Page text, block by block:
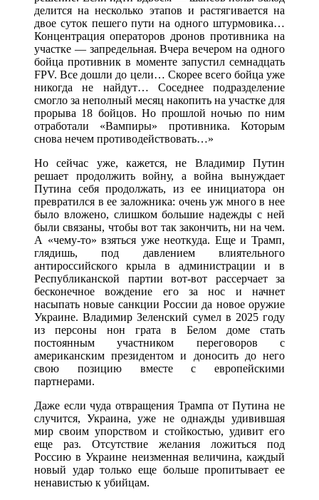
делится на несколько этапов и растягивается на
двое суток пешего пути на одного штурмовика…
Концентрация операторов дронов противника на
участке — запредельная. Вчера вечером на одного
бойца противник в моменте запустил семнадцать
FPV. Все дошли до цели… Скорее всего бойца уже
никогда не найдут… Соседнее подразделение
смогло за неполный месяц накопить на участке для
прорыва 18 бойцов. Но прошлой ночью по ним
отработали «Вампиры» противника. Которым
снова нечем противодействовать…»
Но сейчас уже, кажется, не Владимир Путин
решает продолжить войну, а война вынуждает
Путина себя продолжать, из ее инициатора он
превратился в ее заложника: очень уж много в нее
было вложено, слишком большие надежды с ней
были связаны, чтобы вот так закончить, ни на чем.
А «чему-то» взяться уже неоткуда. Еще и Трамп,
глядишь, под давлением влиятельного
антироссийского крыла в администрации и в
Республиканской партии вот-вот рассерчает за
бесконечное вождение его за нос и начнет
насыпать новые санкции России да новое оружие
Украине. Владимир Зеленский сумел в 2025 году
из персоны нон грата в Белом доме стать
постоянным участником переговоров с
американским президентом и доносить до него
свою позицию вместе с европейскими
партнерами.
Даже если чуда отвращения Трампа от Путина не
случится, Украина, уже не однажды удивившая
мир своим упорством и стойкостью, удивит его
еще раз. Отсутствие желания ложиться под
Россию в Украине неизменная величина, каждый
новый удар только еще больше пропитывает ее
ненавистью к убийцам.